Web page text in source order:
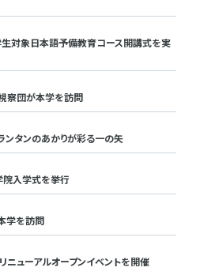
対象日本語予備教育コース開講式を実
察団が本学を訪問
タンのあかりが彩る一の矢
院入学式を挙行
学を訪問
ューアルオープンイベントを開催